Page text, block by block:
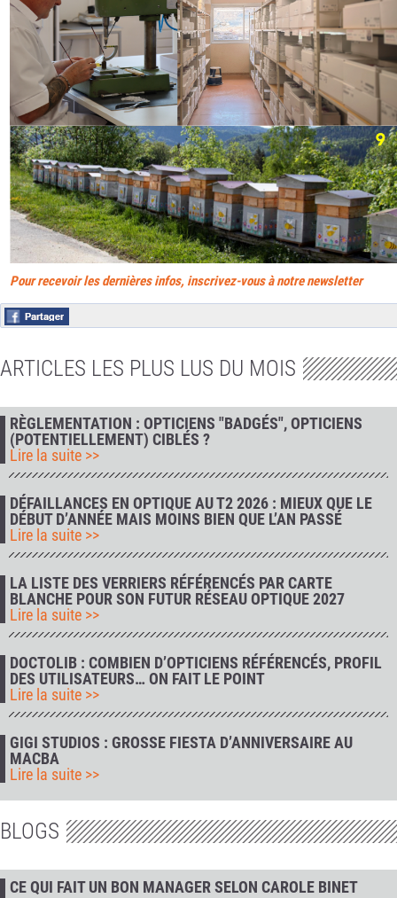
Pour recevoir les dernières infos, inscrivez-vous à notre newsletter
ARTICLES LES PLUS LUS DU MOIS
RÈGLEMENTATION : OPTICIENS "BADGÉS", OPTICIENS
(POTENTIELLEMENT) CIBLÉS ?
Lire la suite >>
DÉFAILLANCES EN OPTIQUE AU T2 2026 : MIEUX QUE LE
DÉBUT D’ANNÉE MAIS MOINS BIEN QUE L’AN PASSÉ
Lire la suite >>
LA LISTE DES VERRIERS RÉFÉRENCÉS PAR CARTE
BLANCHE POUR SON FUTUR RÉSEAU OPTIQUE 2027
Lire la suite >>
DOCTOLIB : COMBIEN D’OPTICIENS RÉFÉRENCÉS, PROFIL
DES UTILISATEURS… ON FAIT LE POINT
Lire la suite >>
GIGI STUDIOS : GROSSE FIESTA D’ANNIVERSAIRE AU
MACBA
Lire la suite >>
BLOGS
CE QUI FAIT UN BON MANAGER SELON CAROLE BINET